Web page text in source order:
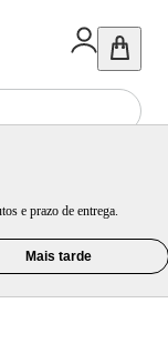
e prazo de entrega.
Mais tarde